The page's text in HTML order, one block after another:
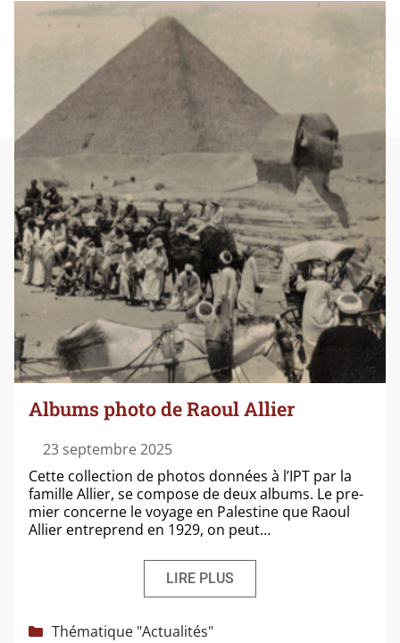
Albums photo de Raoul Allier
23 septembre 2025
Cette col­lec­tion de pho­tos don­nées à l’IPT par la
famille Allier, se com­pose de deux albums. Le pre­
mier concerne le voyage en Palestine que Raoul
Allier entre­prend en 1929, on peut…
LIRE PLUS
Catégories
Thématique "Actualités"